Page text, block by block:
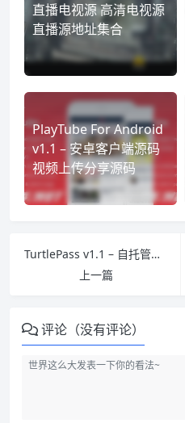
直播电视源 高清电视源
直播源地址集合
PlayTube For Android
v1.1 – 安卓客户端源码
视频上传分享源码
TurtlePass v1.1 – 自托管团队密码在线管理器 密码在线管理网站PHP源码
上一篇
评论（没有评论）